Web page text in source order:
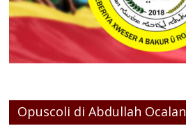
Opuscoli di Abdullah Ocalan